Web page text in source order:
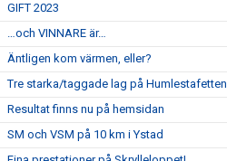
GIFT 2023
…och VINNARE är…
Äntligen kom värmen, eller?
Tre starka/taggade lag på Humlestafetten
Resultat finns nu på hemsidan
SM och VSM på 10 km i Ystad